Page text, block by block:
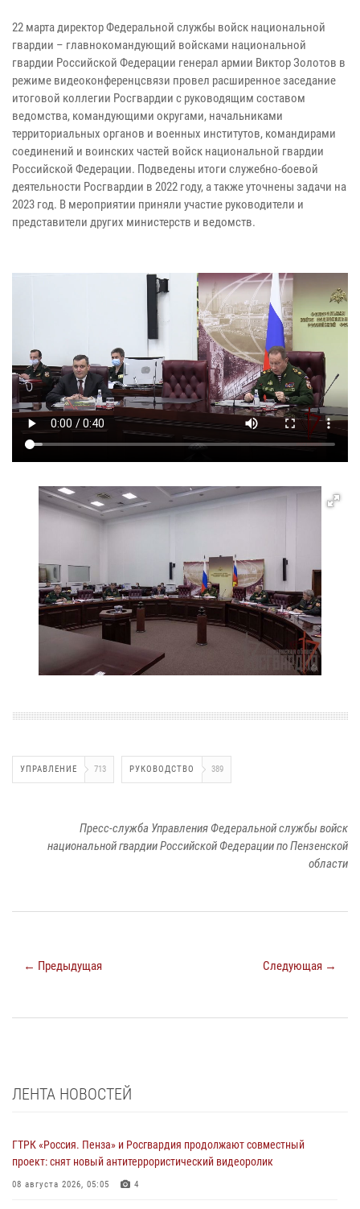
22 марта директор Федеральной службы войск национальной
гвардии – главнокомандующий войсками национальной
гвардии Российской Федерации генерал армии Виктор Золотов в
режиме видеоконференцсвязи провел расширенное заседание
итоговой коллегии Росгвардии с руководящим составом
ведомства, командующими округами, начальниками
территориальных органов и военных институтов, командирами
соединений и воинских частей войск национальной гвардии
Российской Федерации. Подведены итоги служебно-боевой
деятельности Росгвардии в 2022 году, а также уточнены задачи на
2023 год. В мероприятии приняли участие руководители и
представители других министерств и ведомств.
УПРАВЛЕНИЕ 713 РУКОВОДСТВО 389
Пресс-служба Управления Федеральной службы войск
национальной гвардии Российской Федерации по Пензенской
области
← Предыдущая Следующая →
ЛЕНТА НОВОСТЕЙ
ГТРК «Россия. Пенза» и Росгвардия продолжают совместный
проект: снят новый антитеррористический видеоролик
08 августа 2026, 05:05 4